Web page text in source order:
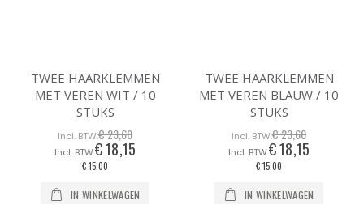
TWEE HAARKLEMMEN
MET VEREN WIT / 10
STUKS
€ 23,60
Speciale
prijs
€ 18,15
€ 15,00
IN WINKELWAGEN
TWEE HAARKLEMMEN
MET VEREN BLAUW / 10
STUKS
€ 23,60
Speciale
prijs
€ 18,15
€ 15,00
IN WINKELWAGEN